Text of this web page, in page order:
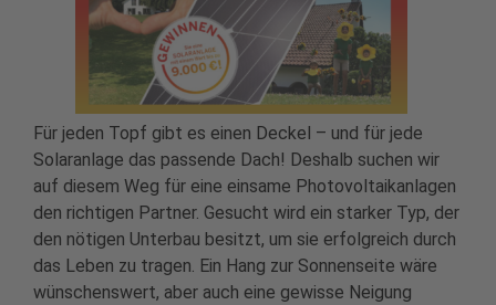
Für jeden Topf gibt es einen Deckel – und für jede
Solaranlage das passende Dach! Deshalb suchen wir
auf diesem Weg für eine einsame Photovoltaikanlagen
den richtigen Partner. Gesucht wird ein starker Typ, der
den nötigen Unterbau besitzt, um sie erfolgreich durch
das Leben zu tragen. Ein Hang zur Sonnenseite wäre
wünschenswert, aber auch eine gewisse Neigung